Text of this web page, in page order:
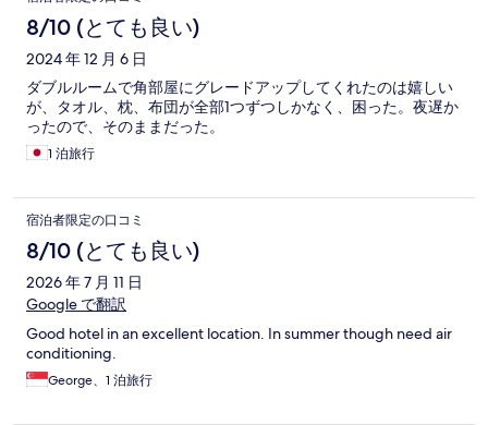
8/10 (とても良い)
2024 年 12 月 6 日
ダブルルームで角部屋にグレードアップしてくれたのは嬉しい
が、タオル、枕、布団が全部1つずつしかなく、困った。夜遅か
ったので、そのままだった。
1 泊旅行
宿泊者限定の口コミ
8/10 (とても良い)
2026 年 7 月 11 日
Google で翻訳
Good hotel in an excellent location. In summer though need air
conditioning.
George、1 泊旅行